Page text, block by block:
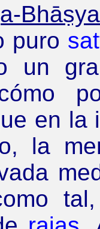
puro
un
en la
la